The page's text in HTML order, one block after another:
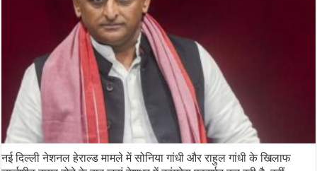
नई दिल्ली नेशनल हेराल्ड मामले में सोनिया गांधी और राहुल गांधी के खिलाफ